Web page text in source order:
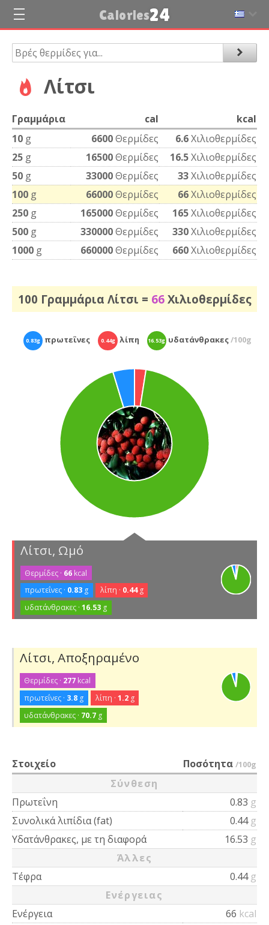
Calories24
Λίτσι
Γραμμάρια cal
kcal
10 g 6600Θερμίδες 6.6Χιλιοθερμίδες
25 g 16500Θερμίδες 16.5Χιλιοθερμίδες
50 g 33000Θερμίδες 33Χιλιοθερμίδες
100 g 66000Θερμίδες 66Χιλιοθερμίδες
250 g 165000Θερμίδες 165Χιλιοθερμίδες
500 g 330000Θερμίδες 330Χιλιοθερμίδες
1000 g 660000Θερμίδες 660Χιλιοθερμίδες
100 Γραμμάρια Λίτσι = 66Χιλιοθερμίδες
0.83g πρωτεΐνες 0.44g λίπη 16.53gυδατάνθρακες/100g
Λίτσι, Ωμό
Θερμίδες · 66 kcal
πρωτεΐνες · 0.83 g λίπη · 0.44g
υδατάνθρακες ·16.53 g
Λίτσι, Αποξηραμένο
Θερμίδες · 277 kcal
πρωτεΐνες · 3.8 g λίπη · 1.2g
υδατάνθρακες · 70.7 g
Στοιχείο Ποσότητα /100g
Σύνθεση
Πρωτεΐνη
0.83 g
Συνολικά λιπίδια (fat)
0.44 g
Υδατάνθρακες, με τη διαφορά
16.53 g
Άλλες
Τέφρα
0.44 g
Ενέργειας
Ενέργεια
66 kcal